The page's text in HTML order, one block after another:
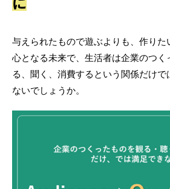
に
与えられたもので遊ぶよりも、作りた
心となる未来で、生活者は企業のつく
る、聞く、消費するという関係だけ
ないでしょうか。